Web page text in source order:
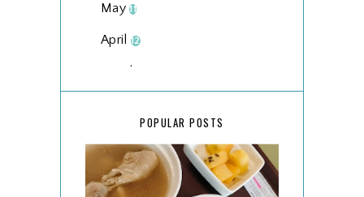
May11
April 12
2025134
POPULAR POSTS